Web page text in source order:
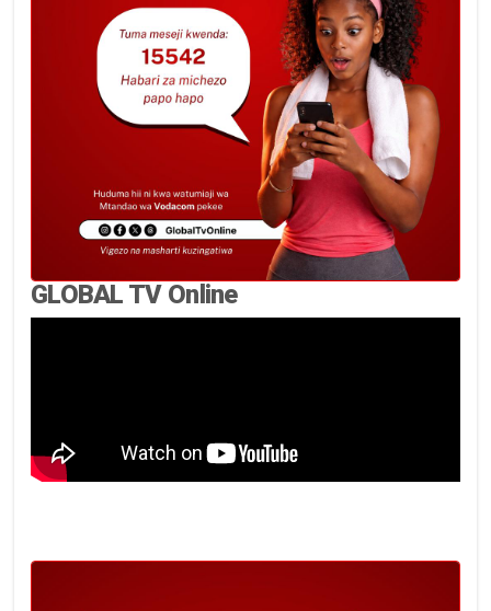
GLOBAL TV Online